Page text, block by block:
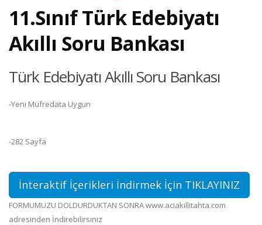
11.Sınıf Türk Edebiyatı
Akıllı Soru Bankası
Türk Edebiyatı Akıllı Soru Bankası
-Yeni Müfredata Uygun
-282 Sayfa
İnteraktif İçerikleri İndirmek İçin TIKLAYINIZ
FORMUMUZU DOLDURDUKTAN SONRA www.aciakillitahta.com
adresinden İndirebilirsiniz